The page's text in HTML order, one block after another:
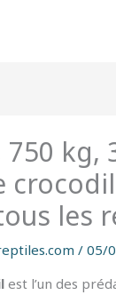
750 kg,
les
/05/
est l’un des